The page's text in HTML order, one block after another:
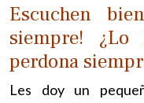
Escuchen
siempre! ¿Lo
perdona
Les doy un